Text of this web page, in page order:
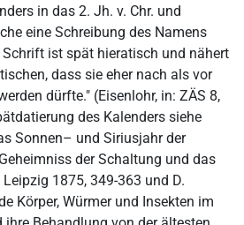
in das 2. Jh. v. Chr. und
eine Schreibung des Namens
Schrift ist spät hieratisch und nähert
dass sie eher nach als vor
dürfte." (Eisenlohr, in: ZÄS 8,
des Kalenders siehe
Sonnen– und Siriusjahr der
der Schaltung und das
1875, 349-363 und D.
Körper, Würmer und Insekten im